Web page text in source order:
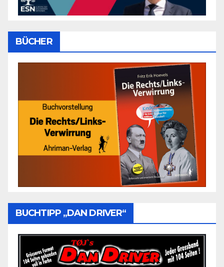
BÜCHER
BUCHTIPP „DAN DRIVER“